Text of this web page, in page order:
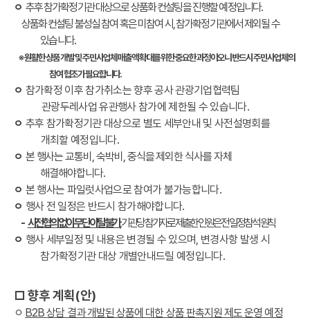
ㅇ 추후 참가확정기관 대상으로 상품화 컨설팅을 진행할 예정입니다.
상품화 컨설팅 불성실 참여 혹은 미참여 시 ,참가확정기관에서 제외될 수
있습니다.
※원활한 상품 개발 및 주민사업체 매출액 확대를 위한 중요한 과정이오니 반드시 주민사업체의
참여 협조가 필요합니다.
ㅇ 참가확정 이후 참가취소는 향후 공사 관광기업협력팀
관광두레사업 유관행사 참가에 제한될 수 있습니다.
ㅇ 추후 참가확정기관 대상으로 별도 세부안내 및 사전설명회를
개최할 예정입니다.
ㅇ 본 행사는 교통비 ,숙박비 ,중식을 제외한 식사를 자체
해결해야합니다.
ㅇ 본 행사는 파일럿사업으로 참여가 불가능합니다.
ㅇ 행사 전 일정은 반드시 참가해야합니다.
- 사전 협의 없이 무단 이탈 불가 ,기관 당 참가자로 제출한 인원은 전 일정 참석 원칙
ㅇ 행사 세부일정 및 내용은 변경될 수 있으며, 변경사항 발생 시
참가확정기관 대상 개별안내드릴 예정입니다.
□ 향후 계획(안)
ㅇ B2B상담 결과 개발된 상품에 대한 상품 판촉지원 제도 운영 예정